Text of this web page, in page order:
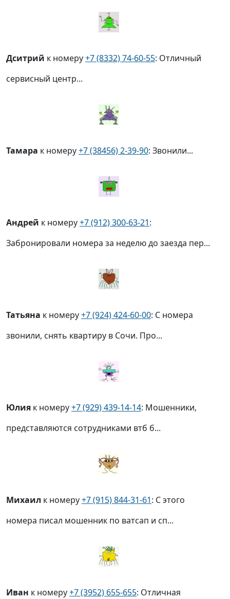
Дситрий к номеру+7 (8332) 74-60-55: Отличный
сервисный центр...
Тамара к номеру+7 (38456) 2-39-90: Звонили...
Андрей к номеру+7 (912) 300-63-21:
Забронировали номера за неделю до заезда пер...
Татьяна к номеру+7 (924) 424-60-00: С номера
звонили, снять квартиру в Сочи. Про...
Юлия к номеру+7 (929) 439-14-14: Мошенники,
представляются сотрудниками втб б...
Михаил к номеру+7 (915) 844-31-61: С этого
номера писал мошенник по ватсап и сп...
Иван к номеру+7 (3952) 655-655: Отличная